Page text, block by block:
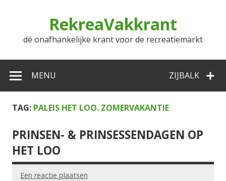
RekreaVakkrant
dé onafhankelijke krant voor de recreatiemarkt
ZIJBALK
MENU
TAG: PALEIS HET LOO. ZOMERVAKANTIE
PRINSEN- & PRINSESSENDAGEN OP
HET LOO
Een reactie plaatsen